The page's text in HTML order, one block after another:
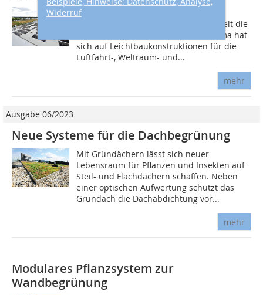
WiderrufDer Standort der Heggemann AG am
Flughafen Paderborn/Lippstadt spiegelt die
Ausrichtung der Firma wider: Die Firma hat
sich auf Leichtbaukonstruktionen für die
Luftfahrt-, Weltraum- und...
mehr
Ausgabe 06/2023
Neue Systeme für die Dachbegrünung
Mit Gründächern lässt sich neuer
Lebensraum für Pflanzen und Insekten auf
Steil- und Flachdächern schaffen. Neben
einer optischen Aufwertung schützt das
Gründach die Dachabdichtung vor...
mehr
Modulares Pflanzsystem zur
Wandbegrünung